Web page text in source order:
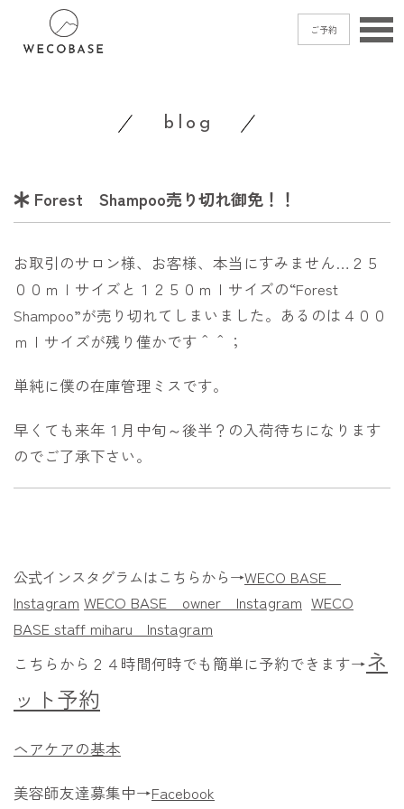
ご予約
shop access
contact
ご予約
blog
Forest Shampoo売り切れ御免！！
お取引のサロン様、お客様、本当にすみません…２５
００ｍｌサイズと１２５０ｍｌサイズの“Forest
Shampoo”が売り切れてしまいました。あるのは４００
ｍｌサイズが残り僅かです＾＾；
単純に僕の在庫管理ミスです。
早くても来年１月中旬～後半？の入荷待ちになります
のでご了承下さい。
公式インスタグラムはこちらから→WECO BASE
Instagram WECO BASE owner Instagram WECO
BASE staff miharu Instagram
こちらから２４時間何時でも簡単に予約できます→ネ
ット予約
ヘアケアの基本
美容師友達募集中→Facebook